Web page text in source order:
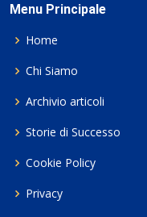
Menu Principale
Home
Chi Siamo
Archivio articoli
Storie di Successo
Cookie Policy
Privacy